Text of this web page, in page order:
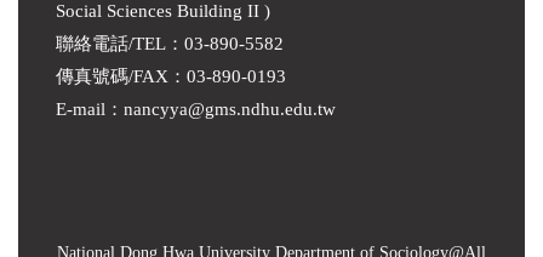
Social Sciences Building II )
聯絡電話/TEL：03-890-5582
傳真號碼/FAX：03-890-0193
E-mail ： nancyya@gms.ndhu.edu.tw
National Dong Hwa University Department of Sociology@All